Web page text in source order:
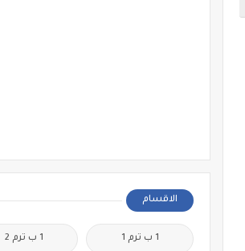
الاقسام
1 ب ترم 1 1 ب ترم 2